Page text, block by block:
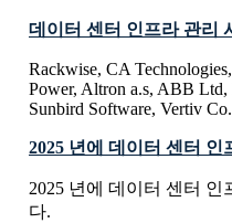
데이터 센터 인프라 관리
Rackwise, CA
Power, Altron a.s, ABB Ltd,
Sunbird Software, Vertiv
2025 년에 데이터 센터
2025 년에 데이터 센터
다.